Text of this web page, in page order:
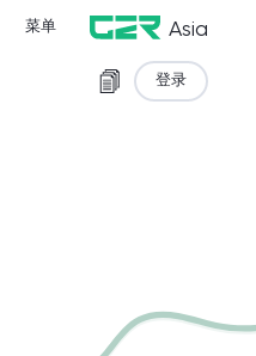
菜单 Asia
登录